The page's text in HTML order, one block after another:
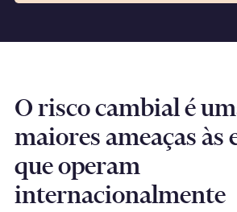
O risco cambial é
maiores ameaças às
que operam
internacionalmente